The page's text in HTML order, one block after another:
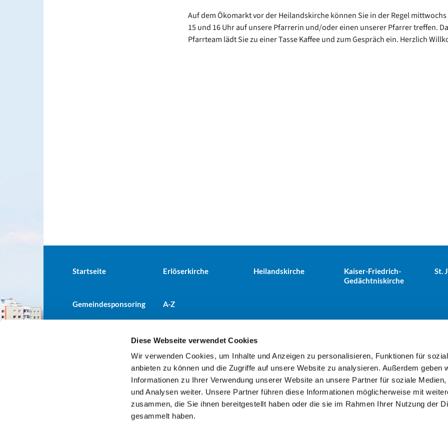
Diese Webseite verwendet Cookies
Wir verwenden Cookies, um Inhalte und Anzeigen zu personalisieren, Funktionen für
anbieten zu können und die Zugriffe auf unsere Website zu analysieren. Außerdem geben
Informationen zu Ihrer Verwendung unserer Website an unsere Partner für soziale Medien,
und Analysen weiter. Unsere Partner führen diese Informationen möglicherweise mit
zusammen, die Sie ihnen bereitgestellt haben oder die sie im Rahmen Ihrer Nutzung der
gesammelt haben.
Auf dem Ökomarkt vor der Heilandskirche können Sie in der Regel
15 und 16 Uhr auf unsere Pfarrerin und/oder einen unserer Pfarrer treffen.
Pfarrteam lädt Sie zu einer Tasse Kaffee und zum Gespräch ein. Herzlich
Startseite Erlöserkirche Heilandskirche
Kaiser-Friedrich-
Gedächtniskirche
St.
Gemeindesponsoring A-Z
Evangelische Kirchengemeinde Tiergarten · Alt-Moabit 25, 10559 Berlin+49303943498 
Kontaktinformationen Impressum